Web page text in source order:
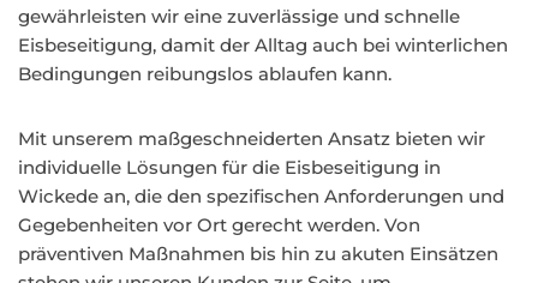
gewährleisten wir eine zuverlässige und schnelle
Eisbeseitigung, damit der Alltag auch bei winterlichen
Bedingungen reibungslos ablaufen kann.
Mit unserem maßgeschneiderten Ansatz bieten wir
individuelle Lösungen für die Eisbeseitigung in
Wickede an, die den spezifischen Anforderungen und
Gegebenheiten vor Ort gerecht werden. Von
präventiven Maßnahmen bis hin zu akuten Einsätzen